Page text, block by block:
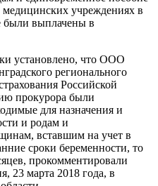
учреждениях в
были выплачены в
установлено, что ООО
регионального
Российской
прокурора были
для назначения и
и родам и
вставшим на учет в
сроки беременности, то
прокомментировали
23 марта 2018 года, в